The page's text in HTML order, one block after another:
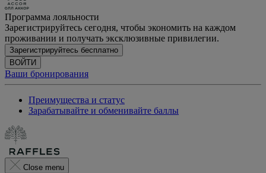
Программа лояльности
Зарегистрируйтесь сегодня, чтобы экономить на каждом
проживании и получать эксклюзивные привилегии.
Зарегистрируйтесь бесплатно
ВОЙТИ
Ваши бронирования
Преимущества и статус
Зарабатывайте и обменивайте баллы
Close menu